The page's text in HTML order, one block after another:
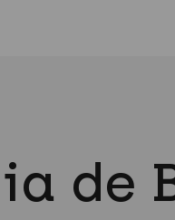
de